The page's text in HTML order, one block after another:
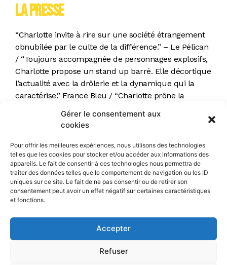
Gérer le consentement aux
cookies
Pour offrir les meilleures expériences, nous utilisons des technologies
telles que les cookies pour stocker et/ou accéder aux informations des
appareils. Le fait de consentir à ces technologies nous permettra de
traiter des données telles que le comportement de navigation ou les ID
uniques sur ce site. Le fait de ne pas consentir ou de retirer son
consentement peut avoir un effet négatif sur certaines caractéristiques
et fonctions.
Accepter
Refuser
la presse
“Charlotte invite à rire sur une société étrangement
obnubilée par le culte de la différence.” – Le Pélican
/ “Toujours accompagnée de personnages explosifs,
Charlotte propose un stand up barré. Elle décortique
l’actualité avec la drôlerie et la dynamique qui la
caractérise.” France Bleu / “Charlotte prône la
pour elle, les cases c’est simple : il y a ceux qui
dedans, et ceux à qui il en manque.” JDS
20H00
Charlotte Boisselier
Singulière (Mise en scène Élodie
Poux)